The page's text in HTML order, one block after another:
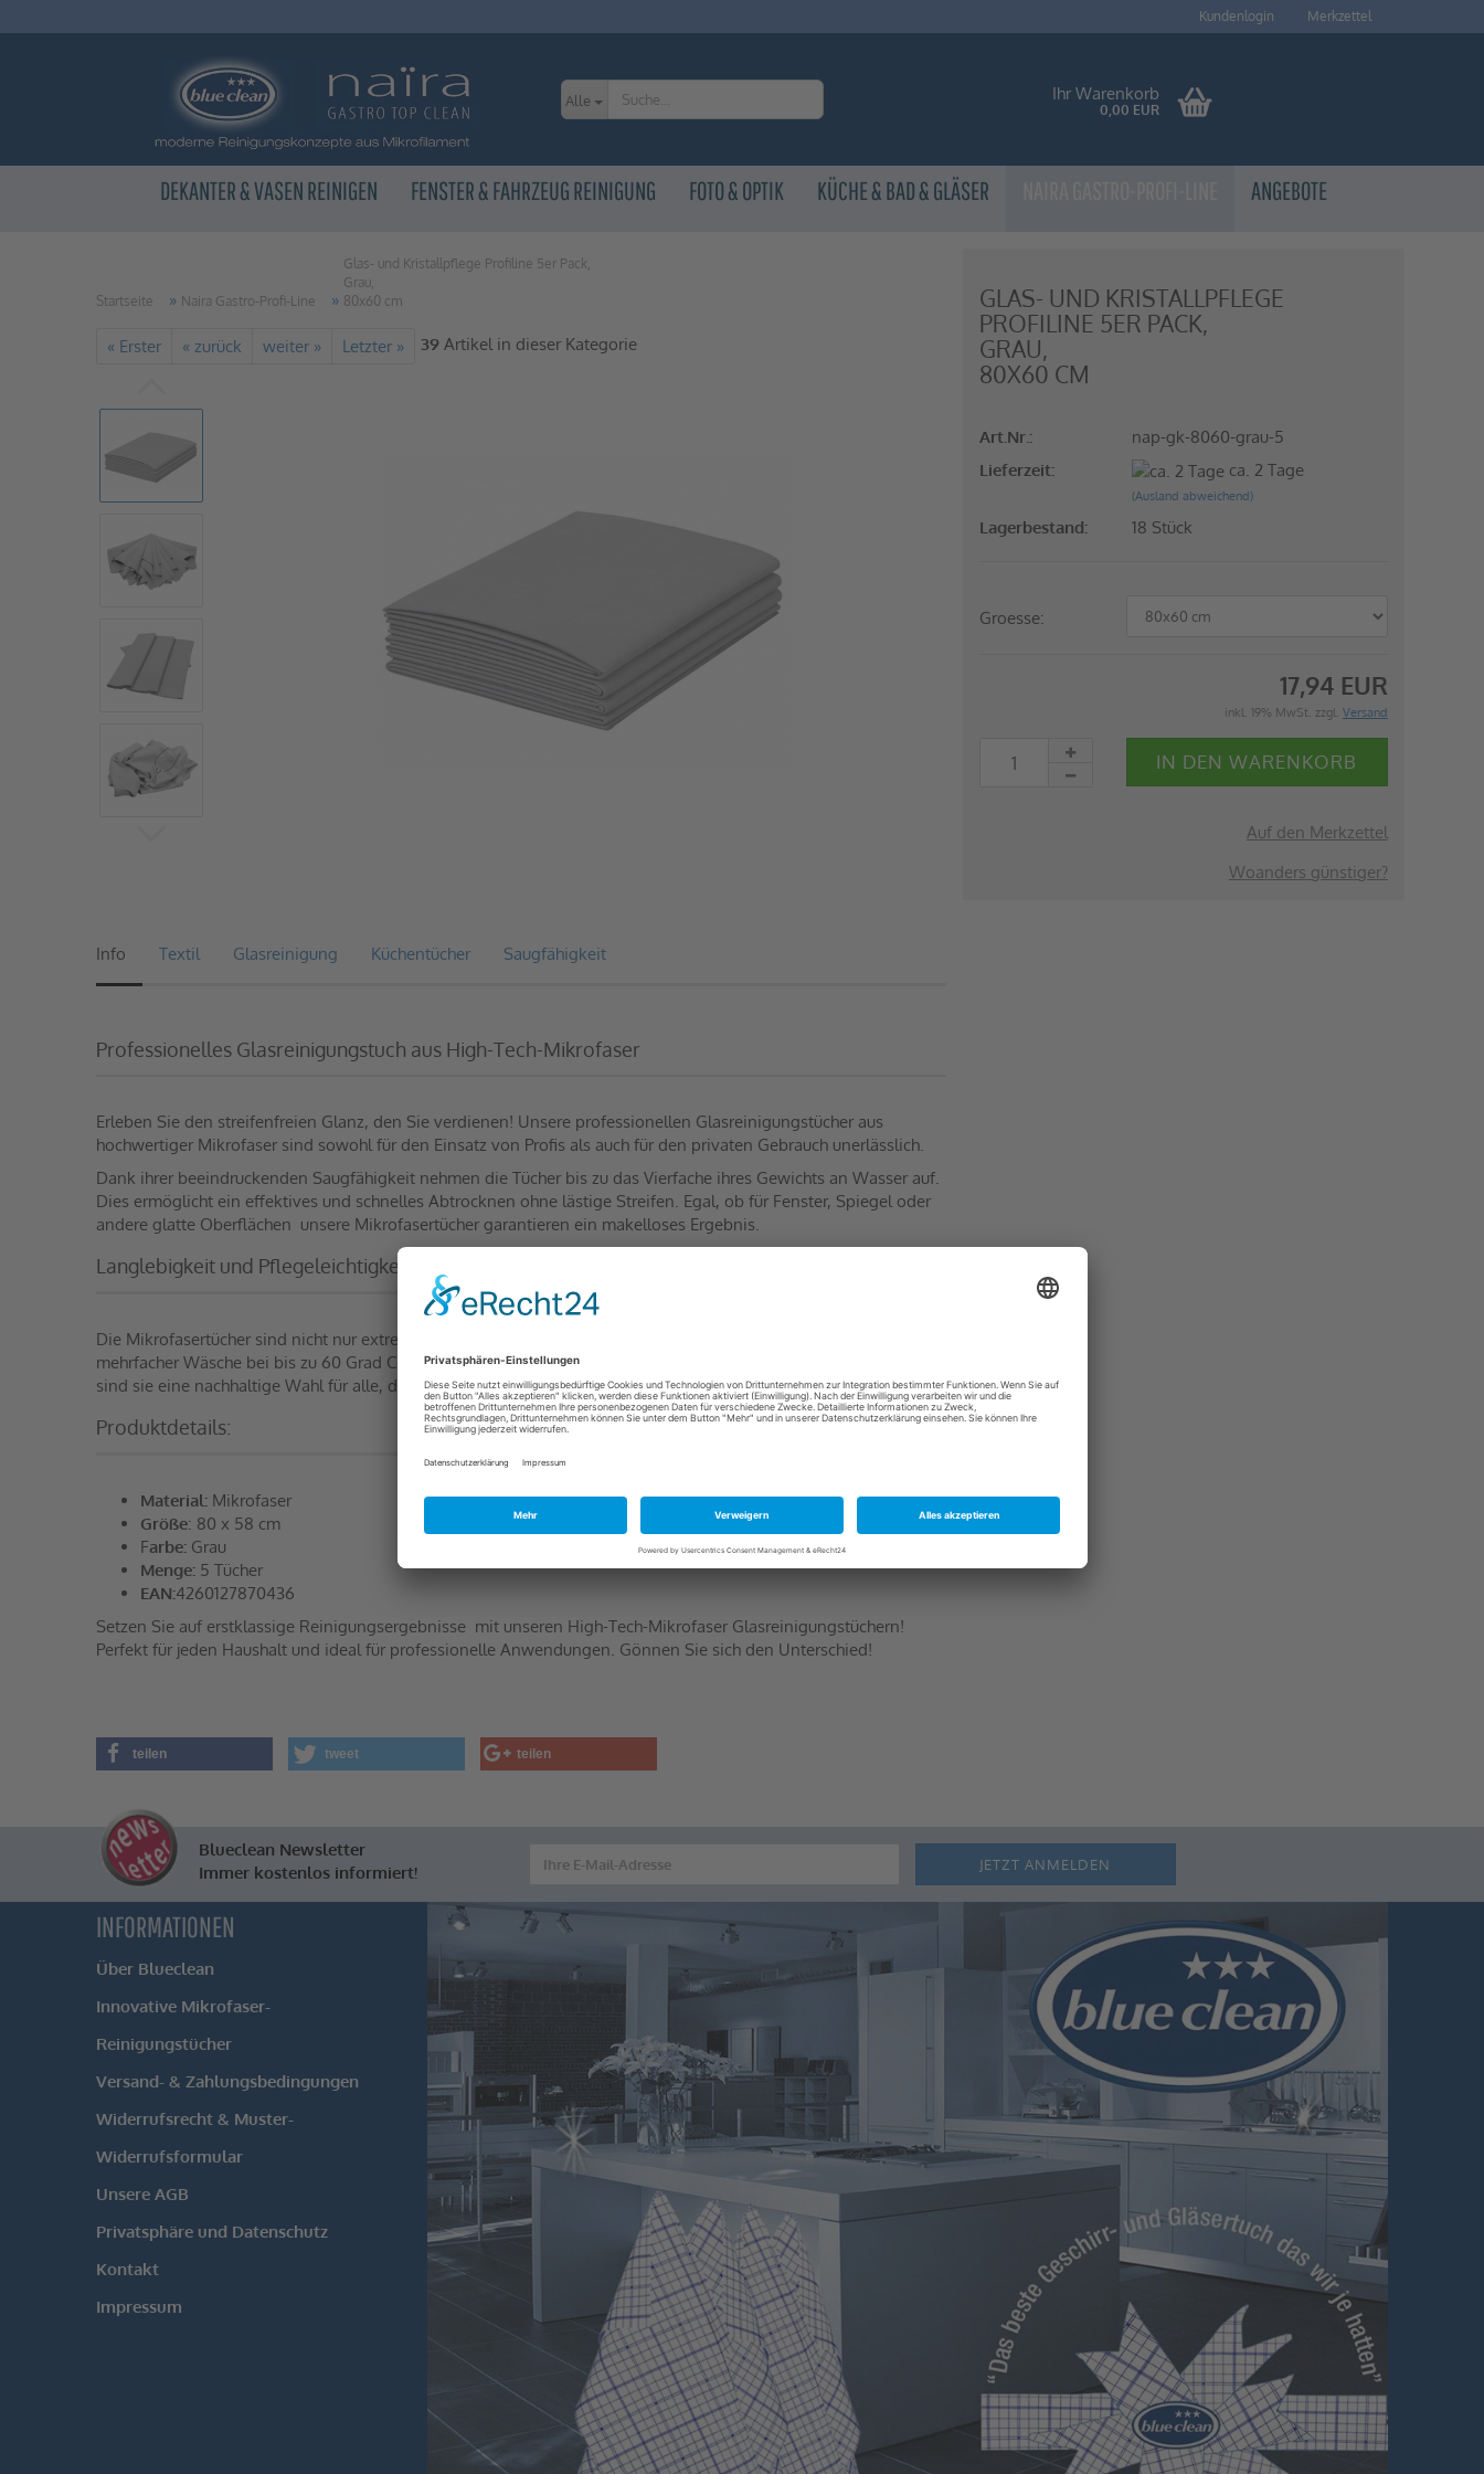
Kundenlogin
Konto erstellen
Passwort vergessen?
Merkzettel
Alle Ihr Warenkorb
0,00 EUR
DEKANTER & VASEN REINIGEN FENSTER & FAHRZEUG REINIGUNG FOTO & OPTIK KÜCHE & BAD & GLÄSER ANGEBOTE
Startseite » Naira Gastro-Profi-Line »
Glas- und Kristallpflege Profiline 5er Pack,
Grau,
80x60 cm
« Erster « zurück weiter » Letzter » 39 Artikel in dieser Kategorie
GLAS- UND KRISTALLPFLEGE
PROFILINE 5ER PACK,
GRAU,
80X60 CM
Art.Nr.:
nap-gk-8060-grau-5
Lieferzeit:
ca. 2 Tage
(Ausland abweichend)
Lagerbestand: 18 Stück
Groesse:
17,94 EUR
inkl. 19% MwSt. zzgl. Versand
Auf den Merkzettel
Woanders günstiger?
Info Textil Glasreinigung Küchentücher Saugfähigkeit
Professionelles Glasreinigungstuch aus High-Tech-Mikrofaser
Erleben Sie den streifenfreien Glanz, den Sie verdienen! Unsere professionellen Glasreinigungstücher aus
hochwertiger Mikrofaser sind sowohl für den Einsatz von Profis als auch für den privaten Gebrauch unerlässlich.
Dank ihrer beeindruckenden Saugfähigkeit nehmen die Tücher bis zu das Vierfache ihres Gewichts an Wasser auf.
Dies ermöglicht ein effektives und schnelles Abtrocknen ohne lästige Streifen. Egal, ob für Fenster, Spiegel oder
andere glatte Oberflächen  unsere Mikrofasertücher garantieren ein makelloses Ergebnis.
Langlebigkeit und Pflegeleichtigkeit
Die Mikrofasertücher sind nicht nur extrem saugfähig, sondern auch ausgesprochen langlebig. Selbst nach
mehrfacher Wäsche bei bis zu 60 Grad Celsius behalten sie ihre hervorragenden Reinigungseigenschaften. Damit
sind sie eine nachhaltige Wahl für alle, die Wert auf Qualität legen.
Produktdetails:
Material: Mikrofaser
Größe: 80 x 58 cm
Farbe: Grau
Menge: 5 Tücher
EAN:4260127870436
Setzen Sie auf erstklassige Reinigungsergebnisse  mit unseren High-Tech-Mikrofaser Glasreinigungstüchern!
Perfekt für jeden Haushalt und ideal für professionelle Anwendungen. Gönnen Sie sich den Unterschied!
teilen tweet teilen
Blueclean Newsletter
Immer kostenlos informiert!
INFORMATIONEN
Über Blueclean
Innovative Mikrofaser-
Reinigungstücher
Versand- & Zahlungsbedingungen
Widerrufsrecht & Muster-
Widerrufsformular
Unsere AGB
Privatsphäre und Datenschutz
Kontakt
Impressum